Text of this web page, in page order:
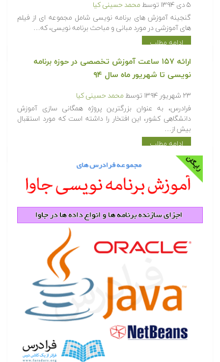
۵ دی ۱۳۹۴ توسط محمد حسینی کیا
گنجینه آموزش های برنامه نویسی شامل مجموعه ای از فیلم
های آموزشی در مورد مبانی و مباحث برنامه نویسی، که…
ادامه مطلب
ارائه ۱۵۷ ساعت آموزش تخصصی در حوزه برنامه
نویسی تا شهریور ماه سال ۹۴
۲۳ شهریور ۱۳۹۴ توسط محمد حسینی کیا
فرادرس، به عنوان بزرگترین پروژه همگانی سازی آموزش
دانشگاهی کشور، این افتخار را داشته است که مورد استقبال
بیش از…
ادامه مطلب